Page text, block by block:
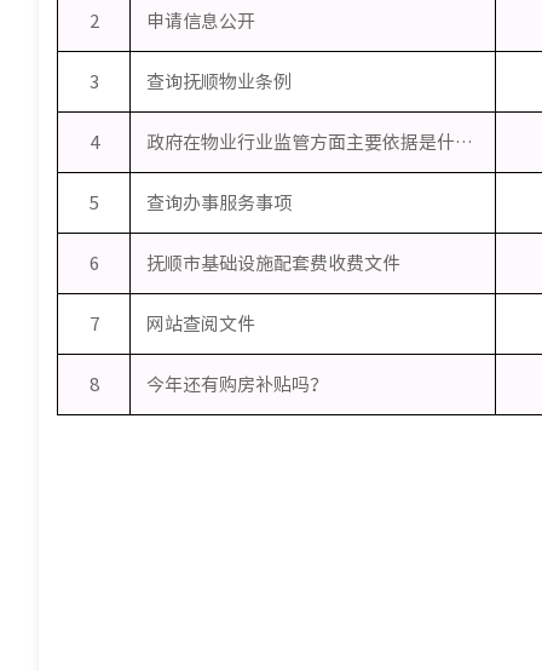
2 申请信息公开
3 查询抚顺物业条例
4 政府在物业行业监管方面主要依据是什么？
5 查询办事服务事项
6 抚顺市基础设施配套费收费文件
7 网站查阅文件
8 今年还有购房补贴吗？